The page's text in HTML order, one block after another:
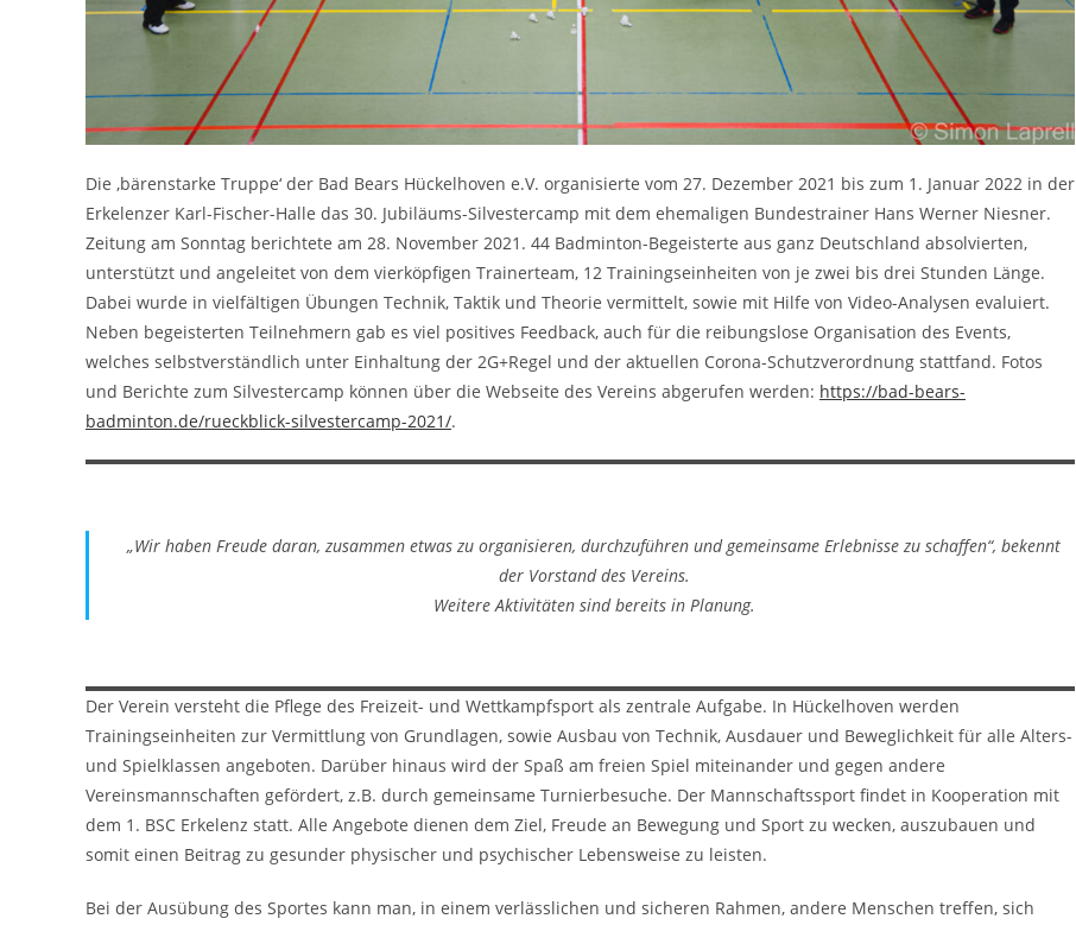
Die ‚bärenstarke Truppe‘ der Bad Bears Hückelhoven e.V. organisierte vom 27. Dezember 2021 bis zum 1. Januar 2022 in der
Erkelenzer Karl-Fischer-Halle das 30. Jubiläums-Silvestercamp mit dem ehemaligen Bundestrainer Hans Werner Niesner.
Zeitung am Sonntag berichtete am 28. November 2021. 44 Badminton-Begeisterte aus ganz Deutschland absolvierten,
unterstützt und angeleitet von dem vierköpfigen Trainerteam, 12 Trainingseinheiten von je zwei bis drei Stunden Länge.
Dabei wurde in vielfältigen Übungen Technik, Taktik und Theorie vermittelt, sowie mit Hilfe von Video-Analysen evaluiert.
Neben begeisterten Teilnehmern gab es viel positives Feedback, auch für die reibungslose Organisation des Events,
welches selbstverständlich unter Einhaltung der 2G+Regel und der aktuellen Corona-Schutzverordnung stattfand. Fotos
und Berichte zum Silvestercamp können über die Webseite des Vereins abgerufen werden: https://bad-bears-
badminton.de/rueckblick-silvestercamp-2021/.
„Wir haben Freude daran, zusammen etwas zu organisieren, durchzuführen und gemeinsame Erlebnisse zu schaffen“, bekennt
der Vorstand des Vereins.
Weitere Aktivitäten sind bereits in Planung.
Der Verein versteht die Pflege des Freizeit- und Wettkampfsport als zentrale Aufgabe. In Hückelhoven werden
Trainingseinheiten zur Vermittlung von Grundlagen, sowie Ausbau von Technik, Ausdauer und Beweglichkeit für alle Alters-
und Spielklassen angeboten. Darüber hinaus wird der Spaß am freien Spiel miteinander und gegen andere
Vereinsmannschaften gefördert, z.B. durch gemeinsame Turnierbesuche. Der Mannschaftssport findet in Kooperation mit
dem 1. BSC Erkelenz statt. Alle Angebote dienen dem Ziel, Freude an Bewegung und Sport zu wecken, auszubauen und
somit einen Beitrag zu gesunder physischer und psychischer Lebensweise zu leisten.
Bei der Ausübung des Sportes kann man, in einem verlässlichen und sicheren Rahmen, andere Menschen treffen, sich